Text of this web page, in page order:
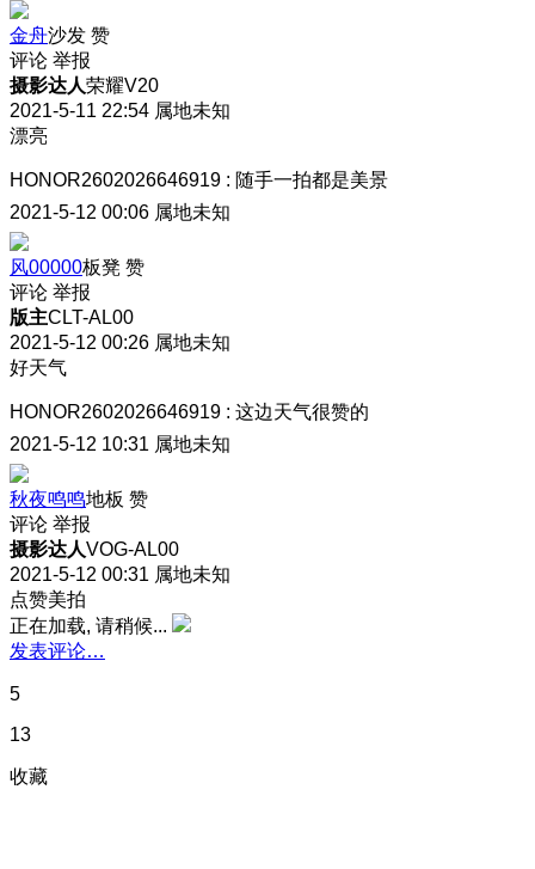
金舟沙发 赞
评论 举报
摄影达人荣耀V20
2021-5-11 22:54 属地未知
漂亮
HONOR2602026646919 : 随手一拍都是美景
2021-5-12 00:06 属地未知
风00000板凳 赞
评论 举报
版主CLT-AL00
2021-5-12 00:26 属地未知
好天气
HONOR2602026646919 : 这边天气很赞的
2021-5-12 10:31 属地未知
秋夜鸣鸣地板 赞
评论 举报
摄影达人VOG-AL00
2021-5-12 00:31 属地未知
点赞美拍
正在加载, 请稍候...
发表评论…
5
13
收藏